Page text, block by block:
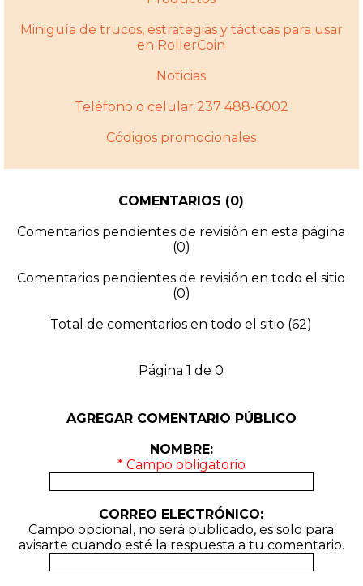
Miniguí­a de trucos, estrategias y tácticas para usar
en RollerCoin
Noticias
Teléfono o celular 237 488-6002
Códigos promocionales
COMENTARIOS (0)
Comentarios pendientes de revisión en esta página
(0)
Comentarios pendientes de revisión en todo el sitio
(0)
Total de comentarios en todo el sitio (62)
Página 1 de 0
AGREGAR COMENTARIO PÚBLICO
NOMBRE:
* Campo obligatorio
CORREO ELECTRÓNICO:
Campo opcional, no será publicado, es solo para
avisarte cuando esté la respuesta a tu comentario.